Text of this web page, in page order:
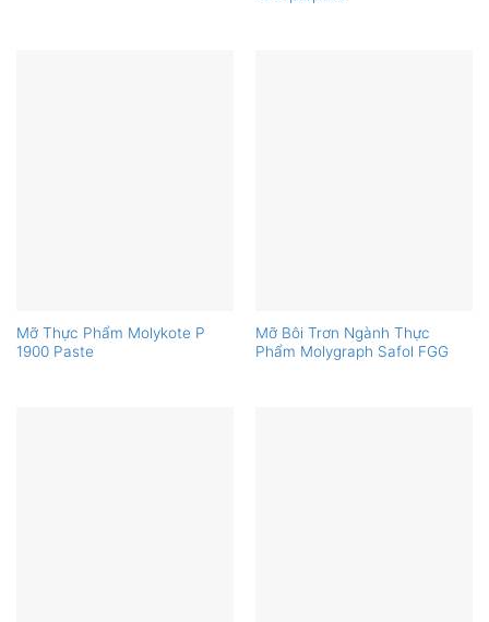
Mỡ Thực Phẩm Molykote P
1900 Paste
Mỡ Bôi Trơn Ngành Thực
Phẩm Molygraph Safol FGG